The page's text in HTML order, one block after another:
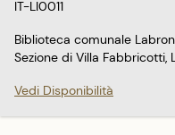
IT-LI0011
Biblioteca comunale
Sezione di Villa Fabbricotti,
Vedi Disponibilità